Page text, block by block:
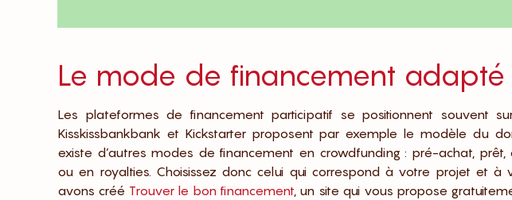
Le mode de financement adapté
Les plateformes de financement participatif se positionnent souvent
Kisskissbankbank et Kickstarter proposent par exemple le modèle du
existe d’autres modes de financement en crowdfunding : pré-achat, prêt,
ou en royalties. Choisissez donc celui qui correspond à votre projet et à
avons créé Trouver le bon financement, un site qui vous propose